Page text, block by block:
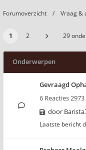
Forumoverzicht Vraag &
1 2 29
Onderwerpen
Gevraagd
6 Reacties
door
Laatste bericht